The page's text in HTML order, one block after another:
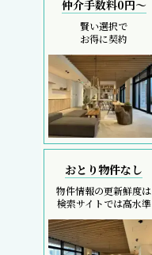
仲介手数料0円～
賢い選択で
お得に契約
おとり物件なし
物件情報の更新鮮度は
検索サイトでは高水準